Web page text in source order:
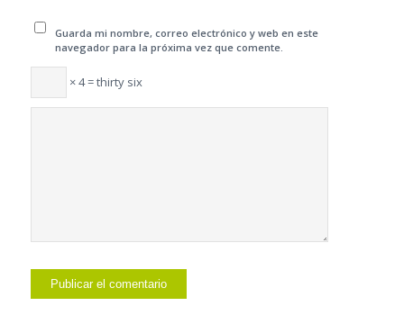
Guarda mi nombre, correo electrónico y web en este
navegador para la próxima vez que comente.
× 4 = thirty six